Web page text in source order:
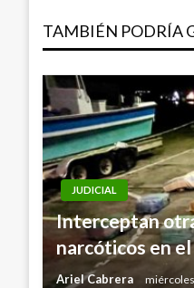
TAMBIÉN PODRÍA
JUDICIAL
Interceptan
narcóticos en
Ariel Cabrera